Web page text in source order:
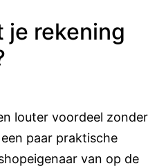
je rekening
louter voordeel zonder
paar praktische
van op de